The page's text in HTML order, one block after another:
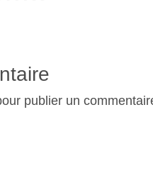
publier un